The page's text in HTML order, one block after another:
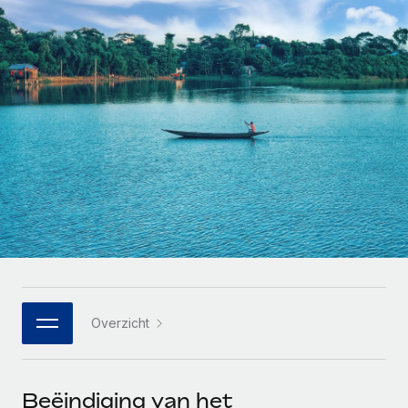
Zzp'ers internationaal onboarden en beheren
PEO
Ingewikkelde HR-taken eenvoudig uitbesteden
INFRASTRUCTUUR
Remote Embedded
HR naadloos in workflows integreren
Platform
Ingebouwde essentiële HR-functies voor je team
Integraties
GROEIFASE
Start-ups
Flexibele global HR en payroll solutions voor groeiende
bedrijven
Mid-market
Teams uitbreiden met HR solutions op maat
Enterprise
Global HR voor grote bedrijven
WERK MET ONS SAMEN
Strategische technologiepartners
Een partner worden
Betalingscalculator voor zzp'ers
Ontdek valuta-opties en betaalsnelheden voor
internationale zzp'ers
LEREN MET REMOTE
Onderzoek en gidsen
Casestudy's
HR-woordenlijst
Checklists en templates
Webinars
Nederlands
Français
Deutsch
Español
Italiano
Português (Portugal)
日本語
한국어
Inloggen
Overzicht
Beëindiging van het